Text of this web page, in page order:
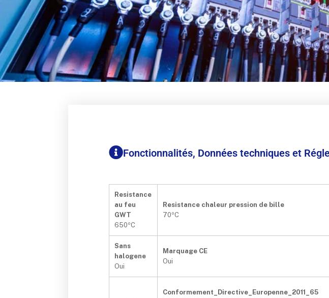
Fonctionnalités, Données techniques et
Resistance
au feu
GWT
650ºC
Resistance chaleur pression de bille
70ºC
Sans
halogene
Oui
Marquage CE
Oui
Conformement_Directive_Europenne_2011_65